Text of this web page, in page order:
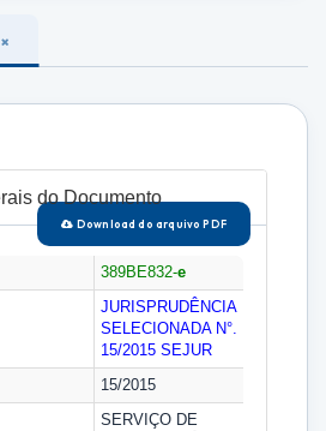
do Documento
Download do arquivo PDF
389BE832-e
JURISPRUDÊNCIA
SELECIONADA N°.
15/2015 SEJUR
15/2015
SERVIÇO DE